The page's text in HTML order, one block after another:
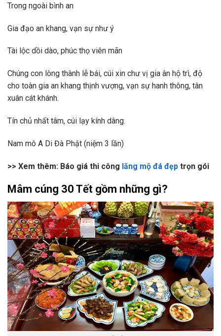
Trong ngoài bình an
Gia đạo an khang, vạn sự như ý
Tài lộc dồi dào, phúc thọ viên mãn
Chúng con lòng thành lễ bái, cúi xin chư vị gia ân hộ trì, độ
cho toàn gia an khang thịnh vượng, vạn sự hanh thông, tân
xuân cát khánh.
Tín chủ nhất tâm, cúi lạy kính dâng.
Nam mô A Di Đà Phật (niệm 3 lần)
>> Xem thêm: Báo giá thi công lăng mộ đá đẹp trọn gói
Mâm cúng 30 Tết gồm những gì?